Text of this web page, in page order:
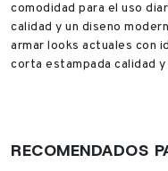
comodidad para el uso
calidad y un diseno
armar looks actuales con
corta estampada calidad
RECOMENDADOS